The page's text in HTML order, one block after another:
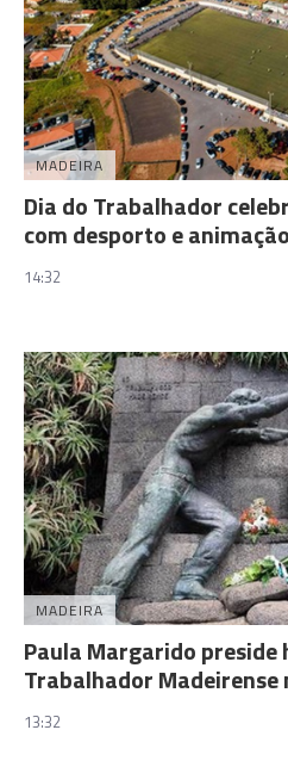
MADEIRA
Dia do Trabalhador
com desporto e animação
14:32
MADEIRA
Paula Margarido preside
Trabalhador Madeirense
13:32